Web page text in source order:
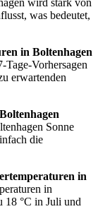
wird stark von
was bedeutet,
in Boltenhagen
Tage-Vorhersagen
erwartenden
Sonne
die
in
in
18 °C in Juli und